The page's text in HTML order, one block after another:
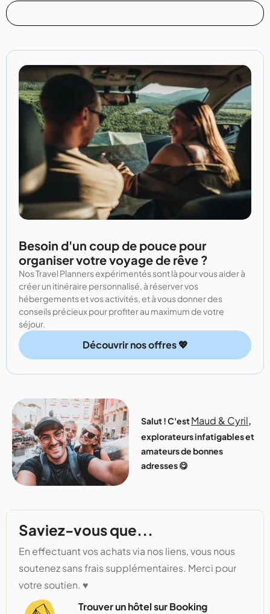
Besoin d'un coup de pouce pour
organiser votre voyage de rêve ?
Nos Travel Planners expérimentés sont là pour vous aider à
créer un itinéraire personnalisé, à réserver vos
hébergements et vos activités, et à vous donner des
conseils précieux pour profiter au maximum de votre
séjour.
Découvrir nos offres 💖
Salut ! C'estMaud & Cyril,
explorateurs infatigables et
amateurs de bonnes
adresses 😋
Saviez-vous que...
En effectuant vos achats via nos liens, vous nous
soutenez sans frais supplémentaires. Merci pour
votre soutien. ♥️
Trouver un hôtel sur Booking